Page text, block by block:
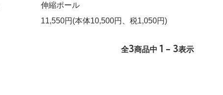
伸縮ポール
11,550円(本体10,500円、税1,050円)
全3商品中 1 - 3表示